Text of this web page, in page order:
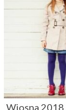
Wiosna 2018